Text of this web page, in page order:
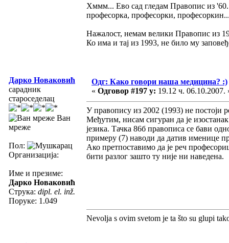
Хммм... Ево сад гледам Правопис из
професорка, професорки,
Нажалост, немам велики Правопис из
Ко има и тај из 1993, не било му
Дарко Новаковић
сарадник
староседелац
Ван
мреже
Пол:
Организација:
Име и презиме:
Дарко Новаковић
Струка: dipl. el. inž.
Поруке: 1.049
Одг: Како говори наша медицина? :)
« Одговор #197 у: 19.12 ч. 06.10.2007.
У правопису из 2002 (1993) не постоји
Међутим, нисам сигуран да је
језика. Тачка 86б правописа се бави
примеру (7) наводи да датив именице
Ако претпоставимо да је реч
бити разлог зашто ту није ни наведена.
Nevolja s ovim svetom je ta što su glupi